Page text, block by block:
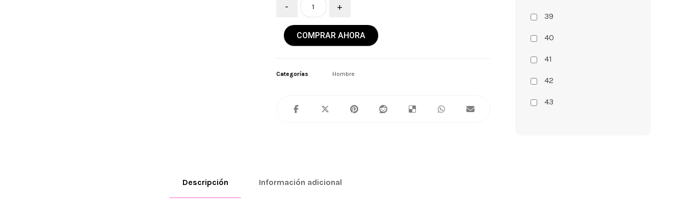
- +
COMPRAR AHORA
Categorías Hombre
Descripción Información adicional
39
40
41
42
43